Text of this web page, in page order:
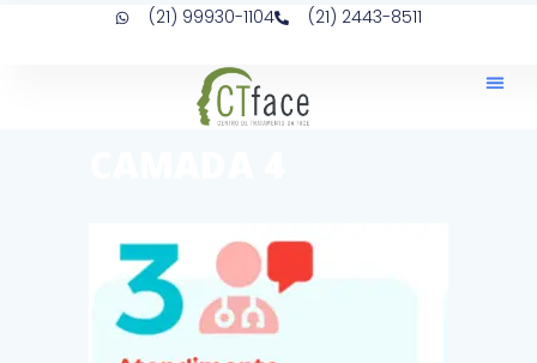
(21) 99930-1104 (21) 2443-8511